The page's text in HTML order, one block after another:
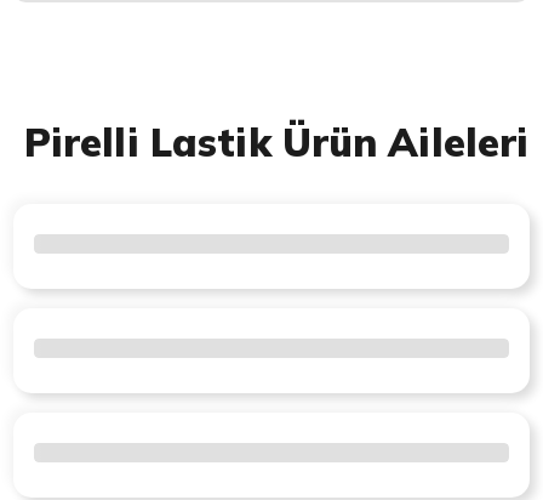
Pirelli Lastik Ürün Aileleri